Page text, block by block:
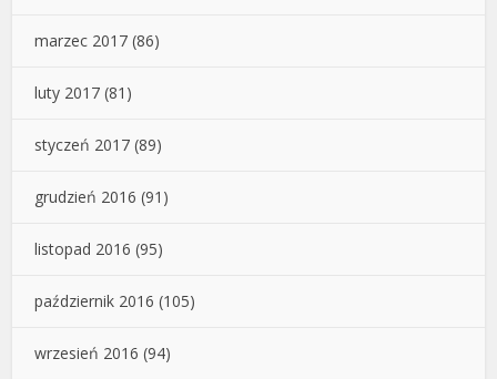
marzec 2017 (86)
luty 2017 (81)
styczeń 2017 (89)
grudzień 2016 (91)
listopad 2016 (95)
październik 2016 (105)
wrzesień 2016 (94)